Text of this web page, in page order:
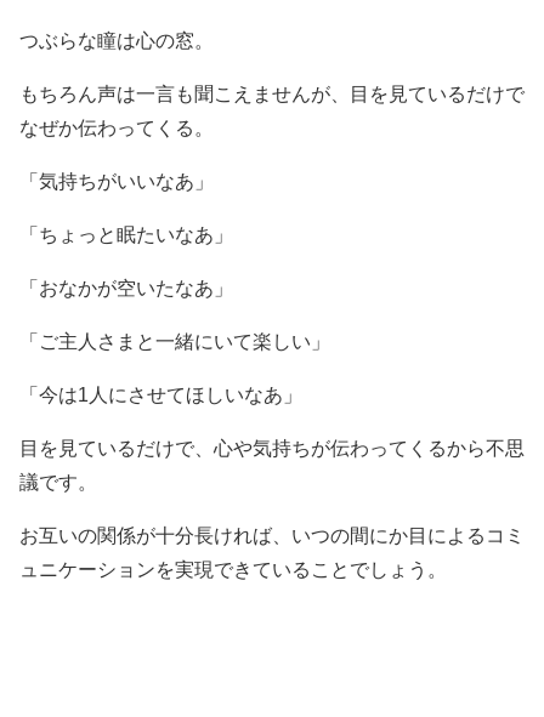
つぶらな瞳は心の窓。
もちろん声は一言も聞こえませんが、目を見ているだけで
なぜか伝わってくる。
「気持ちがいいなあ」
「ちょっと眠たいなあ」
「おなかが空いたなあ」
「ご主人さまと一緒にいて楽しい」
「今は1人にさせてほしいなあ」
目を見ているだけで、心や気持ちが伝わってくるから不思
議です。
お互いの関係が十分長ければ、いつの間にか目によるコミ
ュニケーションを実現できていることでしょう。